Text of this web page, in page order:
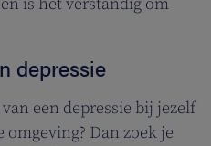
is het verstandig om
depressie
een depressie bij jezelf
Dan zoek je